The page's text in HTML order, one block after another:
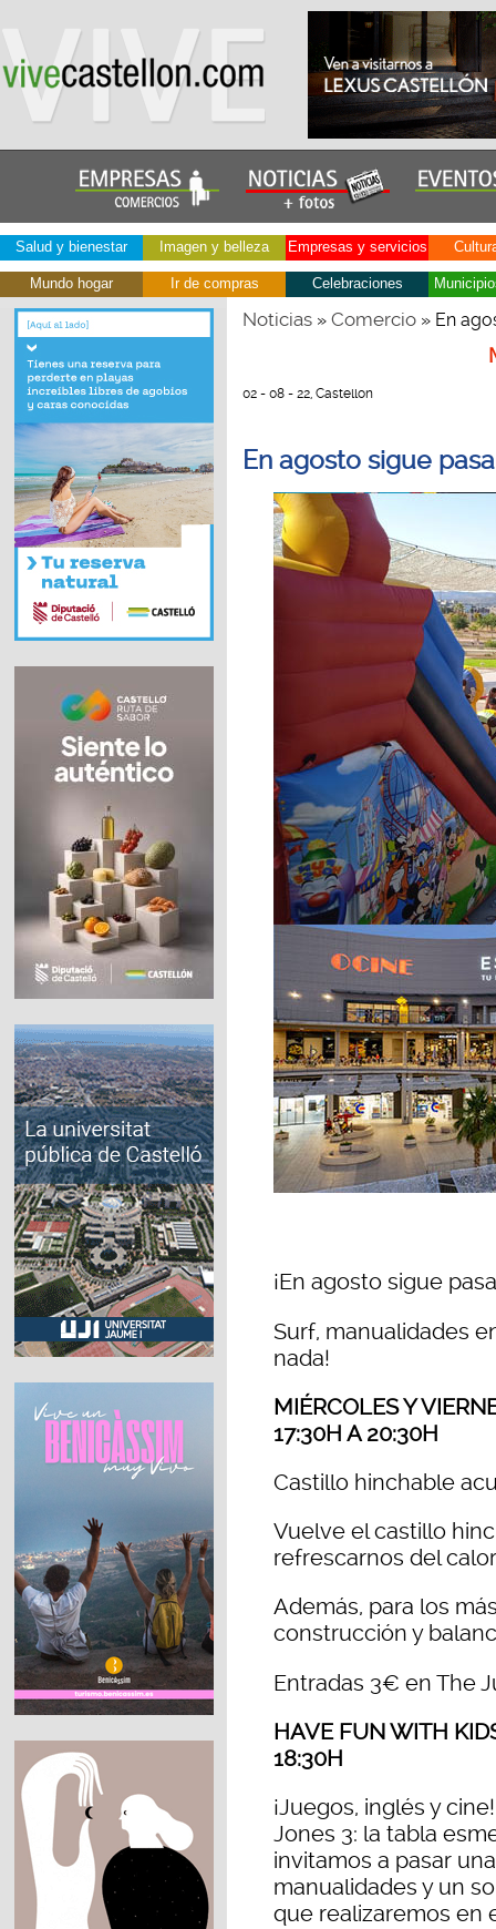
Salud y bienestar Imagen y belleza Empresas y servicios
Mundo hogar Ir de compras Celebraciones
Noticias» Comercio» En
02 - 08 - 22, Castellon
En agosto sigue
¡En agosto sigue
Surf, manualidades
nada!
MIÉRCOLES Y
17:30H A 20:30H
Castillo hinchable
Vuelve el castillo
refrescarnos del
Además, para los
construcción y
Entradas 3€ en The
HAVE FUN WITH
18:30H
¡Juegos, inglés y
Jones 3: la tabla
invitamos a pasar
manualidades y un
que realizaremos en